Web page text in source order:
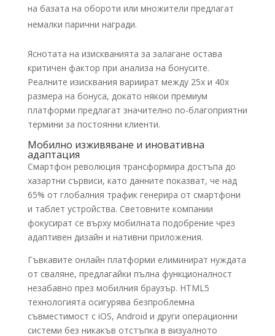
на базата на обороти или множители предлагат
немалки парични награди.
Яснотата на изискванията за залагане остава
критичен фактор при анализа на бонусите.
Реалните изисквания вариират между 25x и 40x
размера на бонуса, докато някои премиум
платформи предлагат значително по-благоприятни
термини за постоянни клиенти.
Мобилно изживяване и иновативна
адаптация
Смартфон революция трансформира достъпа до
хазартни сървиси, като данните показват, че над
65% от глобалния трафик генерира от смартфони
и таблет устройства. Световните компании
фокусират се върху мобилната подобрение чрез
адаптивен дизайн и нативни приложения.
Гъвкавите онлайн платформи елиминират нуждата
от сваляне, предлагайки пълна функционалност
незабавно през мобилния браузър. HTML5
технологията осигурява безпроблемна
съвместимост с iOS, Android и други операционни
системи без никакъв отстъпка в визуалното